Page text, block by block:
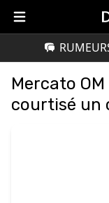
Mercato
courtisé un